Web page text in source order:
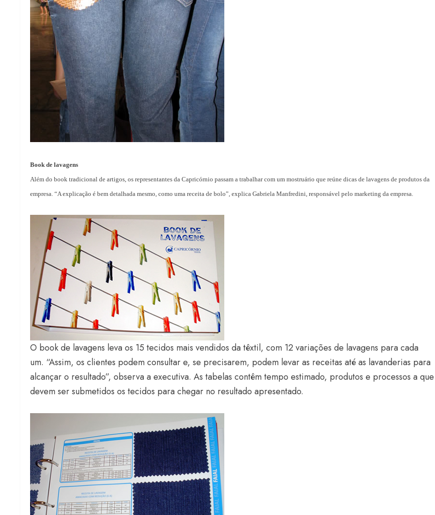
Book de lavagens
Além do book tradicional de artigos, os representantes da Capricórnio passam a trabalhar com um mostruário que reúne dicas de lavagens de produtos da
empresa. “A explicação é bem detalhada mesmo, como uma receita de bolo”, explica Gabriela Manfredini, responsável pelo marketing da empresa.
O book de lavagens leva os 15 tecidos mais vendidos da têxtil, com 12 variações de lavagens para cada
um. “Assim, os clientes podem consultar e, se precisarem, podem levar as receitas até as lavanderias para
alcançar o resultado”, observa a executiva. As tabelas contêm tempo estimado, produtos e processos a que
devem ser submetidos os tecidos para chegar no resultado apresentado.